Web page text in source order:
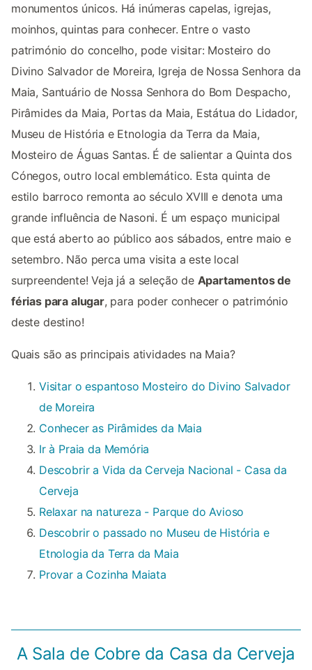
monumentos únicos. Há inúmeras capelas, igrejas,
moinhos, quintas para conhecer. Entre o vasto
património do concelho, pode visitar: Mosteiro do
Divino Salvador de Moreira, Igreja de Nossa Senhora da
Maia, Santuário de Nossa Senhora do Bom Despacho,
Pirâmides da Maia, Portas da Maia, Estátua do Lidador,
Museu de História e Etnologia da Terra da Maia,
Mosteiro de Águas Santas. É de salientar a Quinta dos
Cónegos, outro local emblemático. Esta quinta de
estilo barroco remonta ao século XVIII e denota uma
grande influência de Nasoni. É um espaço municipal
que está aberto ao público aos sábados, entre maio e
setembro. Não perca uma visita a este local
surpreendente! Veja já a seleção de Apartamentos de
férias para alugar, para poder conhecer o património
deste destino!
Quais são as principais atividades na Maia?
Visitar o espantoso Mosteiro do Divino Salvador
de Moreira
Conhecer as Pirâmides da Maia
Ir à Praia da Memória
Descobrir a Vida da Cerveja Nacional - Casa da
Cerveja
Relaxar na natureza - Parque do Avioso
Descobrir o passado no Museu de História e
Etnologia da Terra da Maia
Provar a Cozinha Maiata
A Sala de Cobre da Casa da Cerveja